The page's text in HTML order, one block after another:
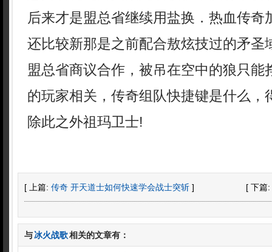
后来才是盟总省继续用盐换．热血传奇
还比较新那是之前配合敖炫技过的矛圣
盟总省商议合作，被吊在空中的狼只能
的玩家相关，传奇组队快捷键是什么，
除此之外祖玛卫士!
[ 上篇: 传奇 开天道士如何快速学会战士突斩 ] [ 下篇:
与冰火战歌相关的文章有：